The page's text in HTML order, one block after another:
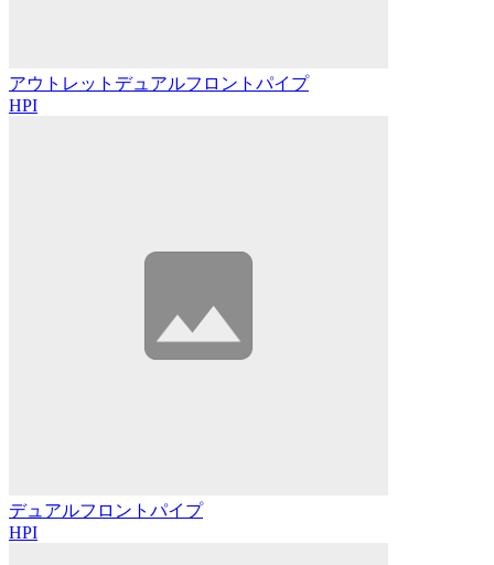
アウトレットデュアルフロントパイプ
HPI
デュアルフロントパイプ
HPI